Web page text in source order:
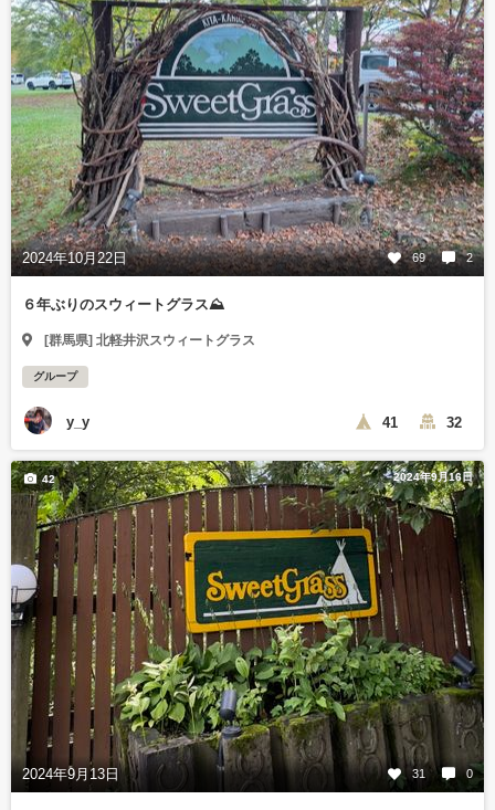
2024年10月22日 69 2
６年ぶりのスウィートグラス⛰️
[群馬県] 北軽井沢スウィートグラス
グループ
y_y 41 32
2024年9月16日
2024年9月13日 31 0
42